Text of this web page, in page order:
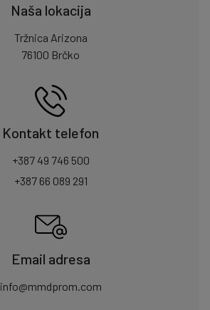
Naša lokacija
Tržnica Arizona
76100 Brčko
Kontakt telefon
+387 49 746 500
+387 66 089 291
Email adresa
info@mmdprom.com